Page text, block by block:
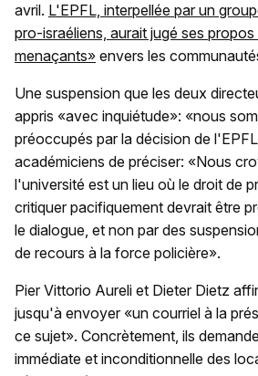
avril. L'EPFL, interpellée par un
pro-israéliens, aurait jugé ses
menaçants» envers les
Une suspension que les deux
appris «avec inquiétude»: «nous
préoccupés par la décision de
académiciens de préciser: «Nous
l'université est un lieu où le droit de
critiquer pacifiquement devrait être
le dialogue, et non par des
de recours à la force policière».
Pier Vittorio Aureli et Dieter Dietz
jusqu'à envoyer «un courriel à la
ce sujet». Concrètement, ils
immédiate et inconditionnelle des